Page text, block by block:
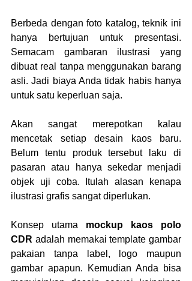
Berbeda dengan foto katalog, teknik ini
hanya bertujuan untuk presentasi.
Semacam gambaran ilustrasi yang
dibuat real tanpa menggunakan barang
asli. Jadi biaya Anda tidak habis hanya
untuk satu keperluan saja.
Akan sangat merepotkan kalau
mencetak setiap desain kaos baru.
Belum tentu produk tersebut laku di
pasaran atau hanya sekedar menjadi
objek uji coba. Itulah alasan kenapa
ilustrasi grafis sangat diperlukan.
Konsep utama mockup kaos polo
CDR adalah memakai template gambar
pakaian tanpa label, logo maupun
gambar apapun. Kemudian Anda bisa